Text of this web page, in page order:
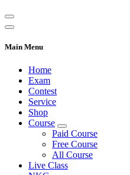
Main Menu
Home
Exam
Contest
Service
Shop
Course
Paid Course
Free Course
All Course
Live Class